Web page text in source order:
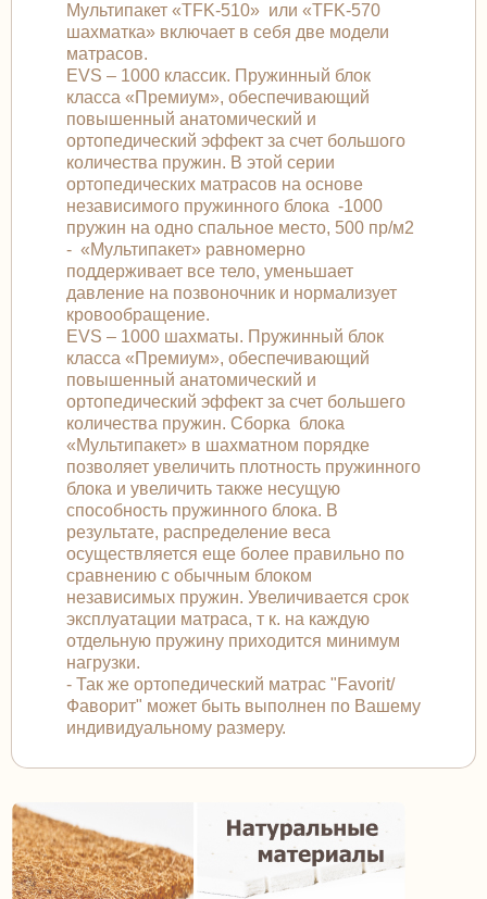
Мультипакет «TFK-510» или «TFK-570
шахматка» включает в себя две модели
матрасов.
EVS – 1000 классик. Пружинный блок
класса «Премиум», обеспечивающий
повышенный анатомический и
ортопедический эффект за счет большого
количества пружин. В этой серии
ортопедических матрасов на основе
независимого пружинного блока -1000
пружин на одно спальное место, 500 пр/м2
- «Мультипакет» равномерно
поддерживает все тело, уменьшает
давление на позвоночник и нормализует
кровообращение.
EVS – 1000 шахматы. Пружинный блок
класса «Премиум», обеспечивающий
повышенный анатомический и
ортопедический эффект за счет большего
количества пружин. Сборка блока
«Мультипакет» в шахматном порядке
позволяет увеличить плотность пружинного
блока и увеличить также несущую
способность пружинного блока. В
результате, распределение веса
осуществляется еще более правильно по
сравнению с обычным блоком
независимых пружин. Увеличивается срок
эксплуатации матраса, т к. на каждую
отдельную пружину приходится минимум
нагрузки.
- Так же ортопедический матрас "Favorit/
Фаворит" может быть выполнен по Вашему
индивидуальному размеру.